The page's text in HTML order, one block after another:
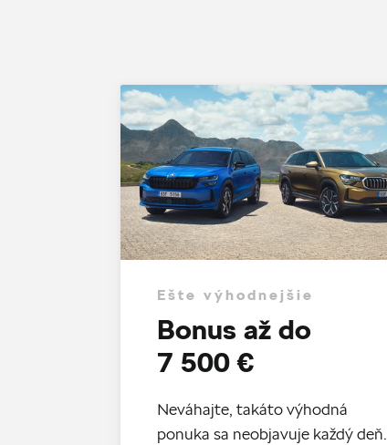
Ešte výhodnejšie
Bonus až do
7 500 €
Neváhajte, takáto výhodná
ponuka sa neobjavuje každý deň.